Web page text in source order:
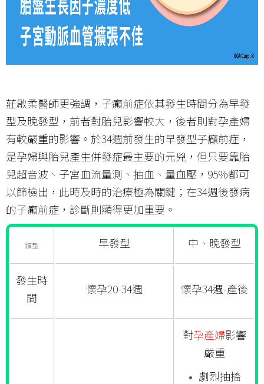
莊啟柔醫師更強調，子癲前症依其發生時間分為早發
型及晚發型，前者對胎兒影響較大，後者則對孕產婦
有較嚴重的影響。於34週前發生的早發型子癲前症，
是孕婦與胎兒產生併發症最主要的元兇，但只要靠胎
兒超音波、子宮血流量測、抽血、量血壓，95%都可
以篩檢出，此時及時的治療極為關鍵；在34週後發病
的子癲前症，診斷則顯得更加重要。
類型 早發型 中、晚發型
發生時
間
懷孕20-34週 懷孕34週-產後
對孕產婦影響
嚴重
劇烈抽搐